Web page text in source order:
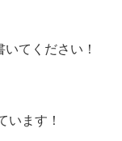
てください！
います！